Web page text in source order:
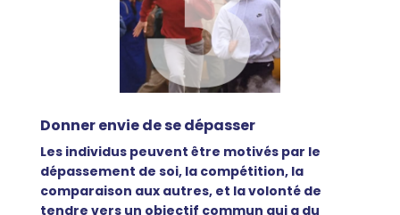
Donner envie de se dépasser
Les individus peuvent être motivés par le
dépassement de soi, la compétition, la
comparaison aux autres, et la volonté de
tendre vers un objectif commun qui a du